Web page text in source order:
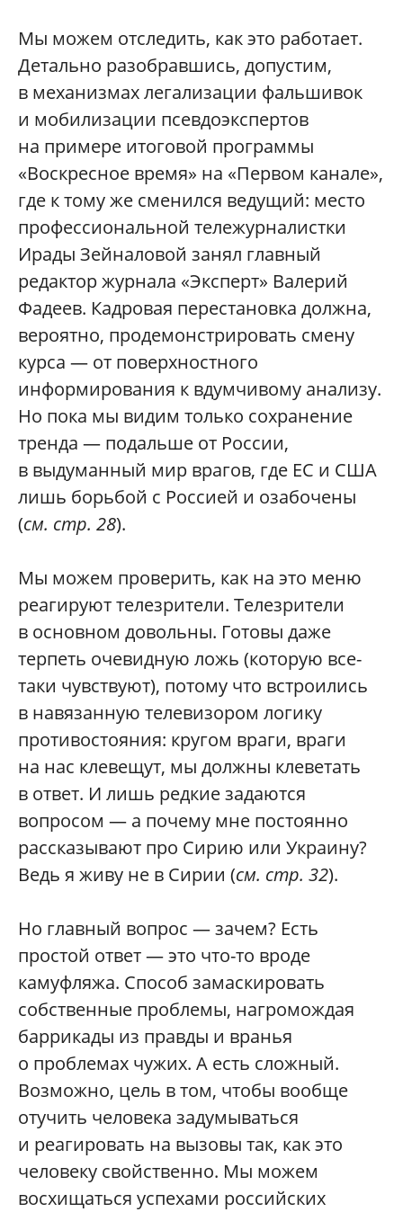
Мы можем отследить, как это работает.
Детально разобравшись, допустим,
в механизмах легализации фальшивок
и мобилизации псевдоэкспертов
на примере итоговой программы
«Воскресное время» на «Первом канале»,
где к тому же сменился ведущий: место
профессиональной тележурналистки
Ирады Зейналовой занял главный
редактор журнала «Эксперт» Валерий
Фадеев. Кадровая перестановка должна,
вероятно, продемонстрировать смену
курса — от поверхностного
информирования к вдумчивому анализу.
Но пока мы видим только сохранение
тренда — подальше от России,
в выдуманный мир врагов, где ЕС и США
лишь борьбой с Россией и озабочены
(см. стр. 28).
Мы можем проверить, как на это меню
реагируют телезрители. Телезрители
в основном довольны. Готовы даже
терпеть очевидную ложь (которую все-
таки чувствуют), потому что встроились
в навязанную телевизором логику
противостояния: кругом враги, враги
на нас клевещут, мы должны клеветать
в ответ. И лишь редкие задаются
вопросом — а почему мне постоянно
рассказывают про Сирию или Украину?
Ведь я живу не в Сирии (см. стр. 32).
Но главный вопрос — зачем? Есть
простой ответ — это что-то вроде
камуфляжа. Способ замаскировать
собственные проблемы, нагромождая
баррикады из правды и вранья
о проблемах чужих. А есть сложный.
Возможно, цель в том, чтобы вообще
отучить человека задумываться
и реагировать на вызовы так, как это
человеку свойственно. Мы можем
восхищаться успехами российских